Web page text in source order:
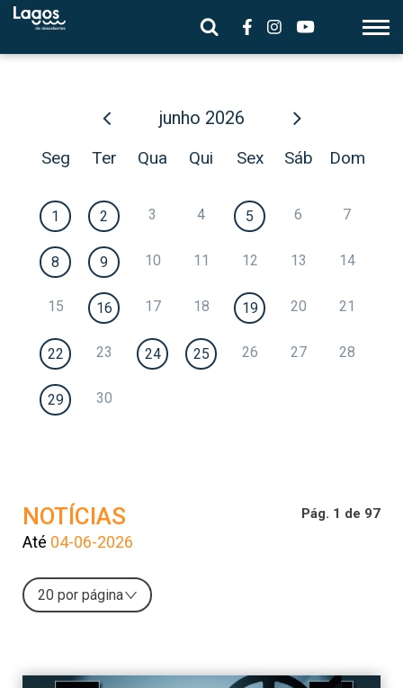
junho 2026
Seg Ter Qua Qui Sex Sáb Dom
1 2 3 4 5 6 7
8 9 10 11 12 13 14
15 16 17 18 19 20 21
22 23 24 25 26 27 28
29 30
NOTÍCIAS
Até 04-06-2026
Pág. 1 de 97